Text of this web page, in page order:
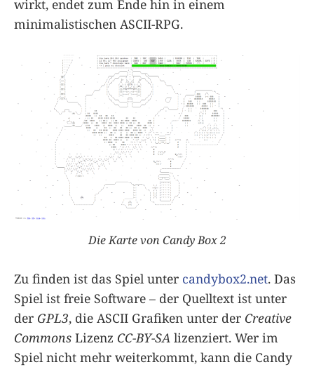
wirkt, endet zum Ende hin in einem
minimalistischen ASCII-RPG.
Die Karte von Candy Box 2
Zu finden ist das Spiel unter candybox2.net. Das
Spiel ist freie Software – der Quelltext ist unter
der GPL3, die ASCII Grafiken unter der Creative
Commons Lizenz CC-BY-SA lizenziert. Wer im
Spiel nicht mehr weiterkommt, kann die Candy